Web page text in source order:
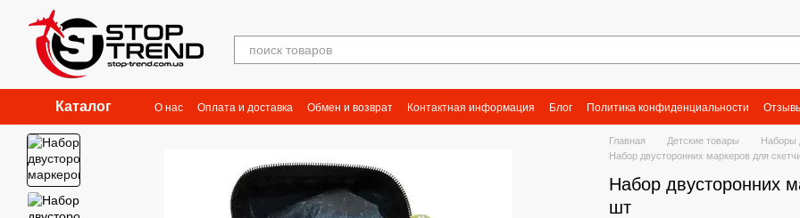
Перейти к основному контенту
Каталог О нас Оплата и доставка Обмен и возврат Контактная информация Блог Политика конфиденциальности
Главная Детские товары
Наборы
Набор двусторонних маркеров для
Набор двусторонних
шт